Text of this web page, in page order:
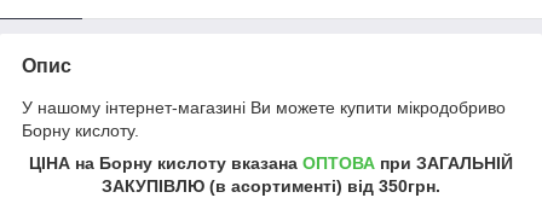
Опис
У нашому інтернет-магазині Ви можете купити мікродобриво
Борну кислоту.
ЦІНА на Борну кислоту вказана ОПТОВА при ЗАГАЛЬНІЙ
ЗАКУПІВЛЮ (в асортименті) від 350грн.